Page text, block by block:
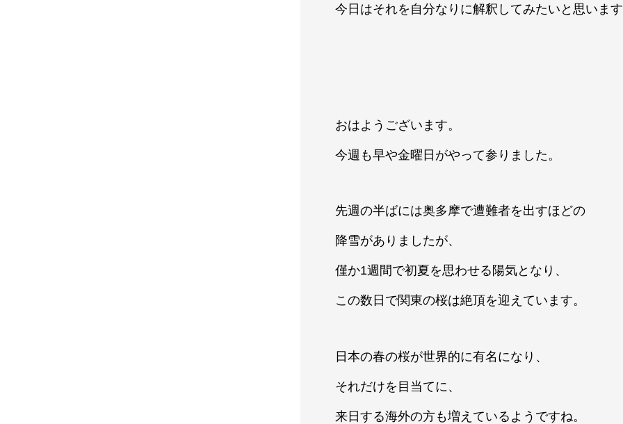
今日はそれを自分なりに解釈してみたいと思いま
おはようございます。
今週も早や金曜日がやって参りました。
先週の半ばには奥多摩で遭難者を出すほどの
降雪がありましたが、
僅か1週間で初夏を思わせる陽気となり、
この数日で関東の桜は絶頂を迎えています。
日本の春の桜が世界的に有名になり、
それだけを目当てに、
来日する海外の方も増えているようですね。